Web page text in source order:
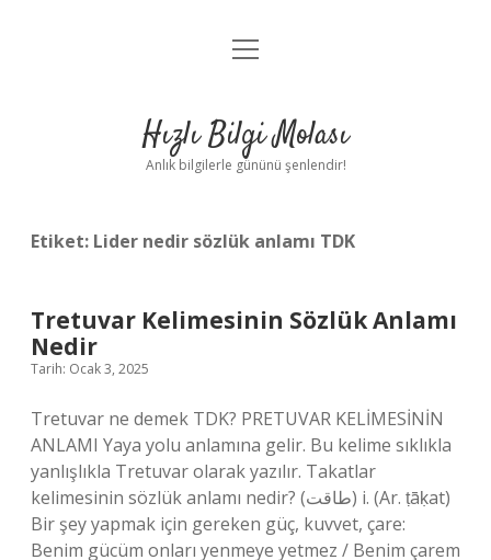
Anasayfa
Yasal Uyarı
menüyü
Hızlı Bilgi Molası
Anlık bilgilerle gününü şenlendir!
Etiket: Lider nedir sözlük anlamı TDK
Tretuvar Kelimesinin Sözlük Anlamı
Nedir
Tarih: Ocak 3, 2025
Tretuvar ne demek TDK? PRETUVAR KELİMESİNİN
ANLAMI Yaya yolu anlamına gelir. Bu kelime sıklıkla
yanlışlıkla Tretuvar olarak yazılır. Takatlar
kelimesinin sözlük anlamı nedir? (ﻃﺎﻗﺖ) i. (Ar. ṭāḳat)
Bir şey yapmak için gereken güç, kuvvet, çare:
Benim gücüm onları yenmeye yetmez / Benim çarem